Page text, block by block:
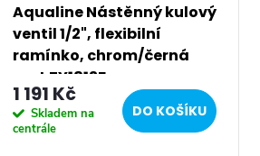
Aqualine Nástěnný kulový
ventil 1/2", flexibilní
ramínko, chrom/černá
mat ZY1813F
1 191 Kč
Skladem na
centrále
DO KOŠÍKU